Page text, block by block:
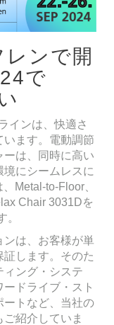
ンで開
で
インは、快適さ
います。電動調節
は、同時に高い
境にシームレスに
Metal-to-Floor、
Chair 3031Dを
。
は、お客様が単
します。そのた
ィング・システ
ドライブ・スト
ートなど、当社の
紹介していま